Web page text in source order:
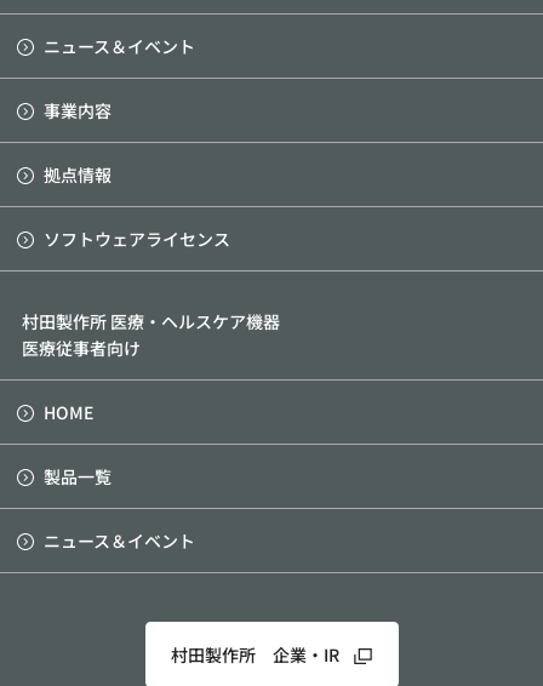
ニュース＆イベント
事業内容
拠点情報
ソフトウェアライセンス
村田製作所 医療・ヘルスケア機器
医療従事者向け
HOME
製品一覧
ニュース＆イベント
村田製作所 企業・IR